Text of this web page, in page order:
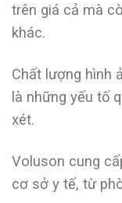
trên giá cả mà
khác.
Chất lượng hình
là những yếu tố
xét.
Voluson cung
cơ sở y tế, từ